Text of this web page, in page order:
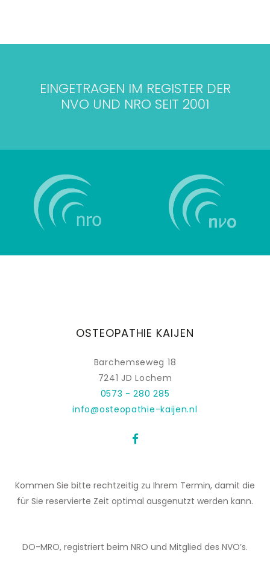
EINGETRAGEN IM REGISTER DER
NVO UND NRO SEIT 2001
OSTEOPATHIE KAIJEN
Barchemseweg 18
7241 JD Lochem
0573 - 280 285
info@osteopathie-kaijen.nl
Kommen Sie bitte rechtzeitig zu Ihrem Termin, damit die
für Sie reservierte Zeit optimal ausgenutzt werden kann.
DO-MRO, registriert beim NRO und Mitglied des NVO’s.